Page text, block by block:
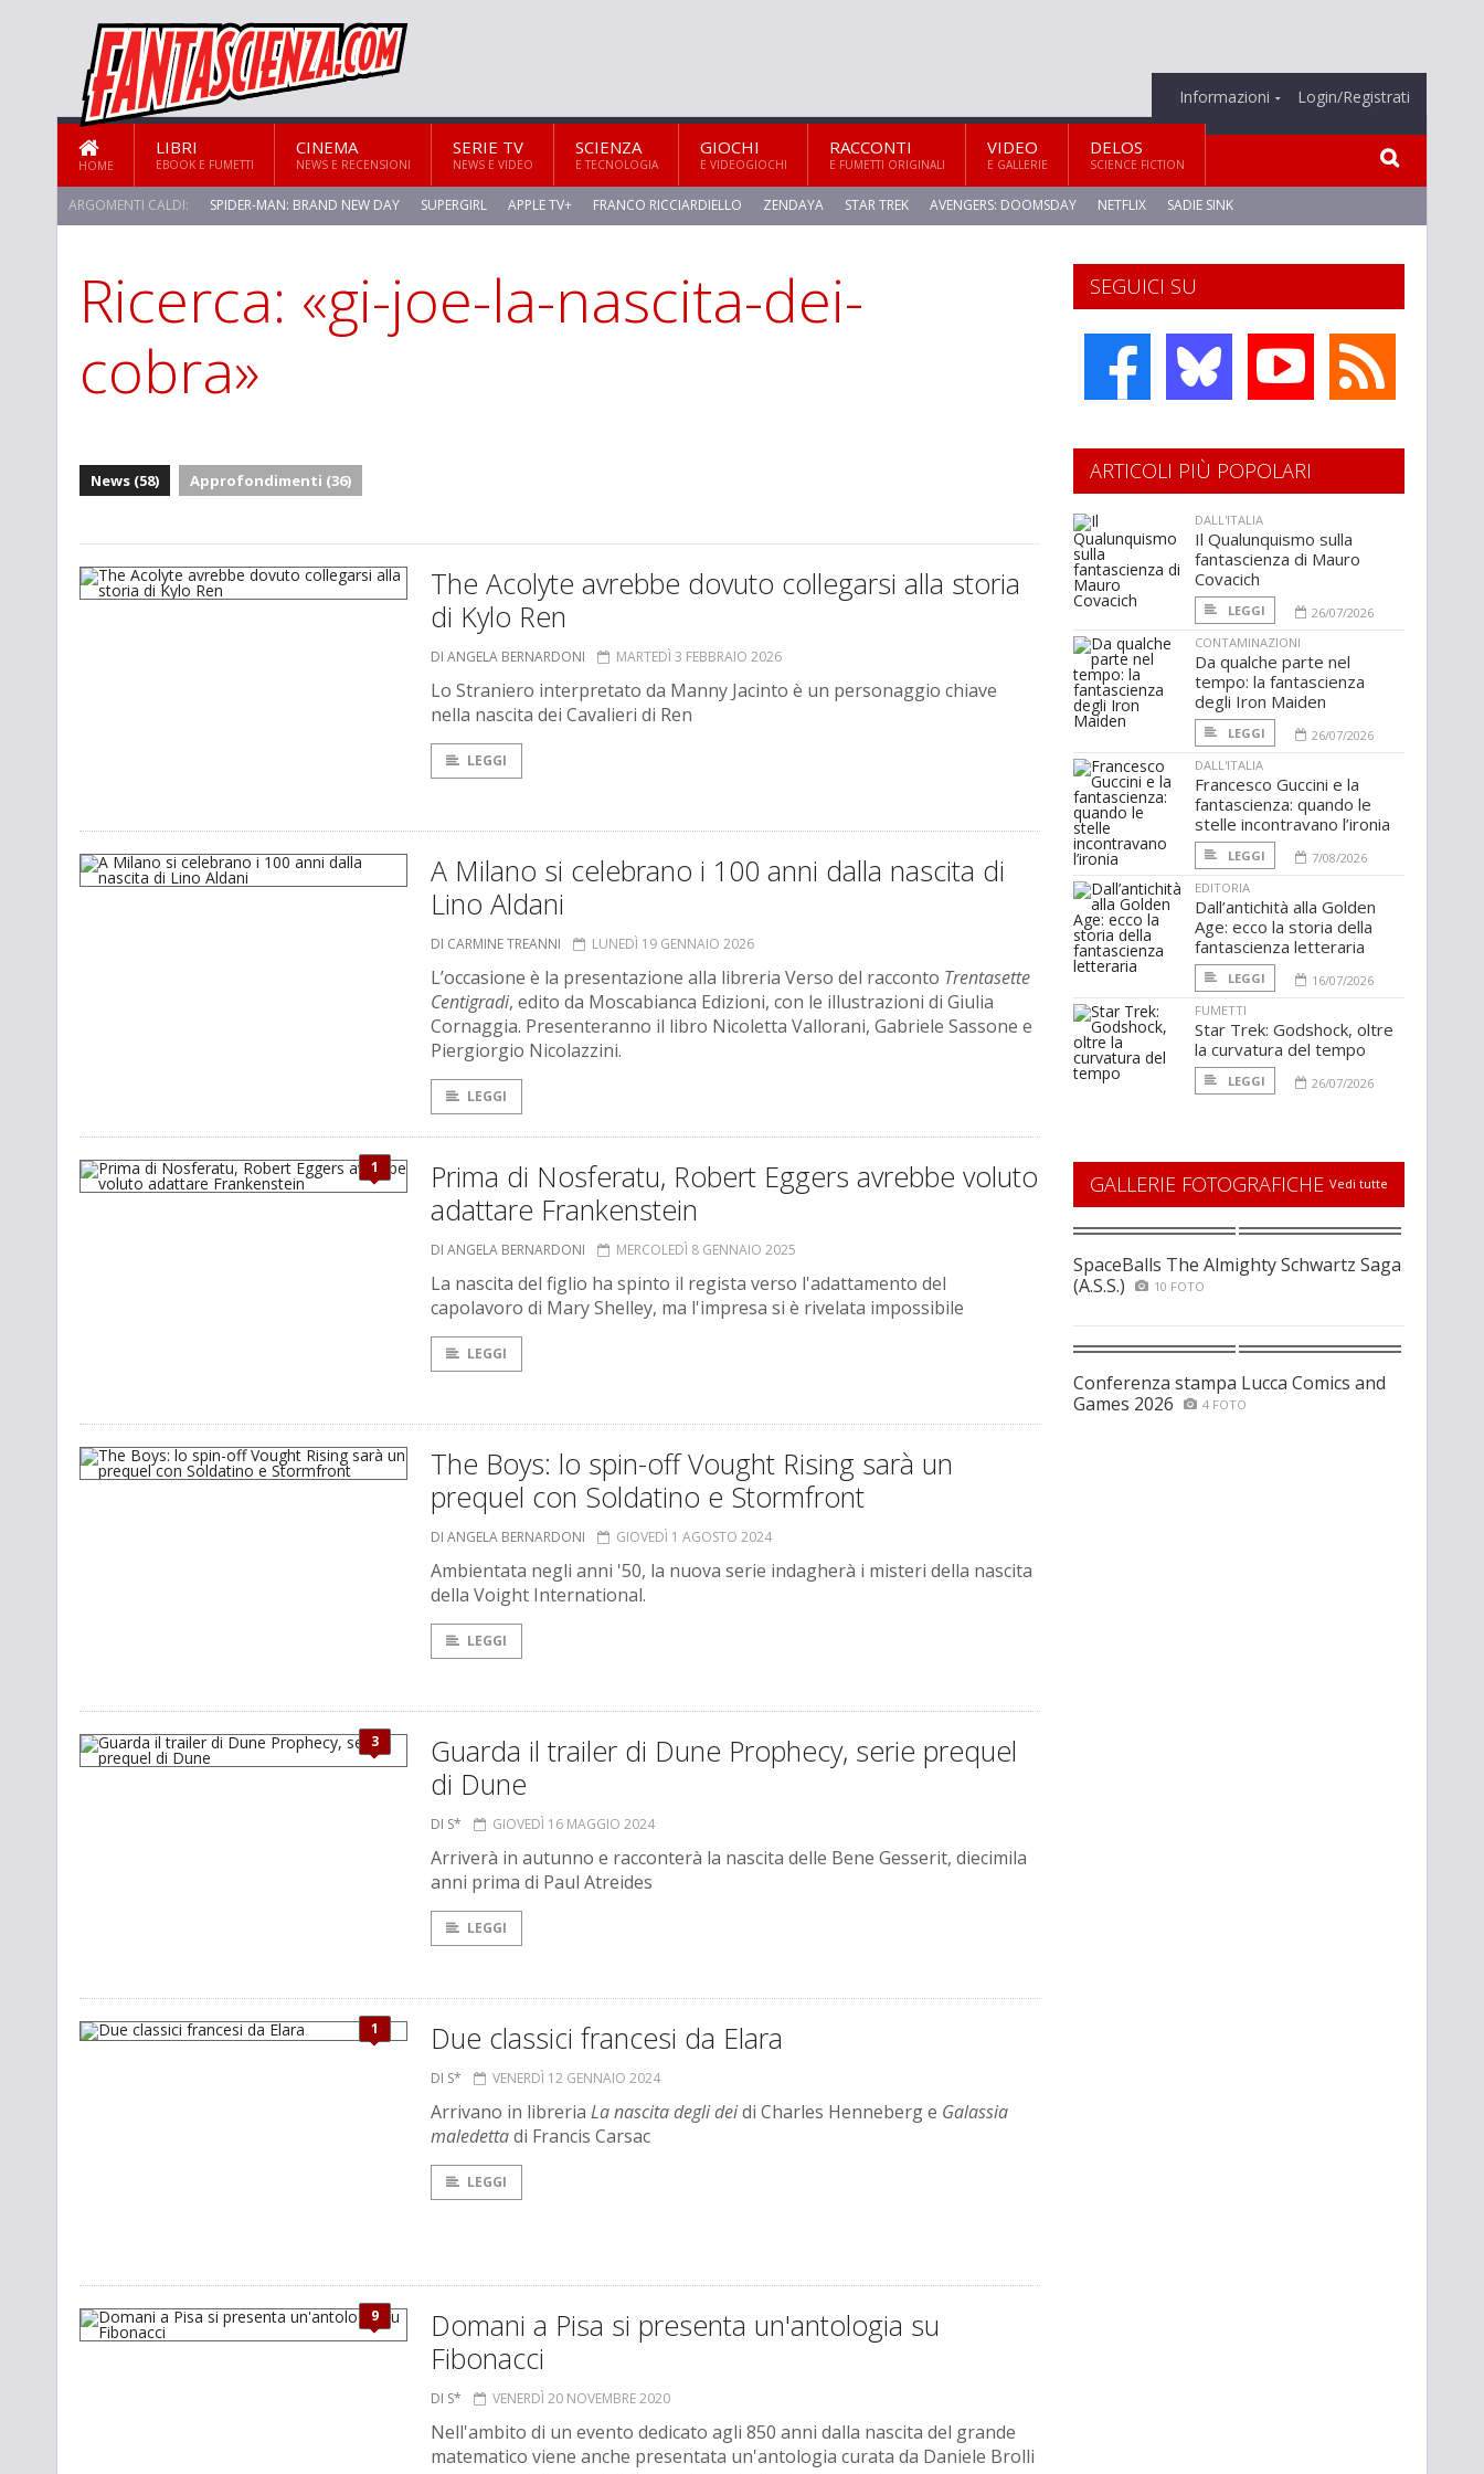
Informazioni Login/Registrati
HOME
LIBRI
EBOOK E FUMETTI
CINEMA
NEWS E RECENSIONI
SERIE TV
NEWS E VIDEO
SCIENZA
E TECNOLOGIA
GIOCHI
E VIDEOGIOCHI
RACCONTI
E FUMETTI ORIGINALI
VIDEO
E GALLERIE
DELOS
SCIENCE FICTION
ARGOMENTI CALDI: SPIDER-MAN: BRAND NEW DAY SUPERGIRL APPLE TV+ FRANCO RICCIARDIELLO ZENDAYA STAR TREK AVENGERS: DOOMSDAY NETFLIX SADIE SINK
STAR TREK: STRANGE NEW WORLDS
Ricerca: «gi-joe-la-nascita-dei-
cobra»
News (58) Approfondimenti (36)
The Acolyte avrebbe dovuto collegarsi alla storia
di Kylo Ren
DI ANGELA BERNARDONI MARTEDÌ 3 FEBBRAIO 2026
Lo Straniero interpretato da Manny Jacinto è un personaggio chiave
nella nascita dei Cavalieri di Ren
LEGGI
A Milano si celebrano i 100 anni dalla nascita di
Lino Aldani
DI CARMINE TREANNI LUNEDÌ 19 GENNAIO 2026
L’occasione è la presentazione alla libreria Verso del racconto Trentasette
Centigradi, edito da Moscabianca Edizioni, con le illustrazioni di Giulia
Cornaggia. Presenteranno il libro Nicoletta Vallorani, Gabriele Sassone e
Piergiorgio Nicolazzini.
LEGGI
1
Prima di Nosferatu, Robert Eggers avrebbe voluto
adattare Frankenstein
DI ANGELA BERNARDONI MERCOLEDÌ 8 GENNAIO 2025
La nascita del figlio ha spinto il regista verso l'adattamento del
capolavoro di Mary Shelley, ma l'impresa si è rivelata impossibile
LEGGI
The Boys: lo spin-off Vought Rising sarà un
prequel con Soldatino e Stormfront
DI ANGELA BERNARDONI GIOVEDÌ 1 AGOSTO 2024
Ambientata negli anni '50, la nuova serie indagherà i misteri della nascita
della Voight International.
LEGGI
3
Guarda il trailer di Dune Prophecy, serie prequel
di Dune
DI S* GIOVEDÌ 16 MAGGIO 2024
Arriverà in autunno e racconterà la nascita delle Bene Gesserit, diecimila
anni prima di Paul Atreides
LEGGI
1 Due classici francesi da Elara
DI S* VENERDÌ 12 GENNAIO 2024
Arrivano in libreria La nascita degli deidi Charles Henneberg e Galassia
maledettadi Francis Carsac
LEGGI
9
Domani a Pisa si presenta un'antologia su
Fibonacci
DI S* VENERDÌ 20 NOVEMBRE 2020
Nell'ambito di un evento dedicato agli 850 anni dalla nascita del grande
matematico viene anche presentata un'antologia curata da Daniele Brolli
SEGUICI SU
ARTICOLI PIÙ POPOLARI
DALL'ITALIA
Il Qualunquismo sulla
fantascienza di Mauro
Covacich
LEGGI
26/07/2026
CONTAMINAZIONI
Da qualche parte nel
tempo: la fantascienza
degli Iron Maiden
LEGGI
26/07/2026
DALL'ITALIA
Francesco Guccini e la
fantascienza: quando le
stelle incontravano l’ironia
LEGGI
7/08/2026
EDITORIA
Dall’antichità alla Golden
Age: ecco la storia della
fantascienza letteraria
LEGGI
16/07/2026
FUMETTI
Star Trek: Godshock, oltre
la curvatura del tempo
LEGGI 26/07/2026
GALLERIE FOTOGRAFICHE Vedi tutte
SpaceBalls The Almighty Schwartz Saga
(A.S.S.)
10 FOTO
Conferenza stampa Lucca Comics and
Games 2026
4 FOTO